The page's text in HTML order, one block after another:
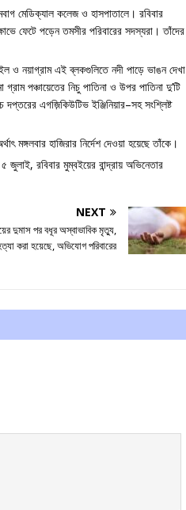
মেডিক্যাল কলেজ ও হাসপাতালে। রবিবার
ফেটে পড়েন তমসীর পরিবারের সদস্যরা। তাঁদের
ও নয়াগ্রাম এই ব্লকগুলিতে নদী পাড়ে ভাঙন দেখা
পঞ্চায়েতের নিচু পাতিনা ও উপর পাতিনা দু’টি
এগজ়িকিউটিভ ইঞ্জিনিয়ার–সহ সংশ্লিষ্ট
হাজিরার নির্দেশ দেওয়া হয়েছে তাঁকে।
জুলাই, রবিবার মুম্বইয়ের বান্দ্রায় অভিনেতার
NEXT
দুমাস পর বধূর অস্বাভাবিক মৃত্যু,
করা হয়েছে, অভিযোগ পরিবারের